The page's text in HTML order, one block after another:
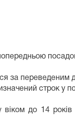
за
строк у
до 14